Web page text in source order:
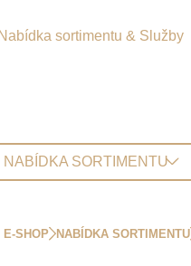
Nabídka sortimentu & Služby
NABÍDKA SORTIMENTU
E-SHOP NABÍDKA SORTIMENTU